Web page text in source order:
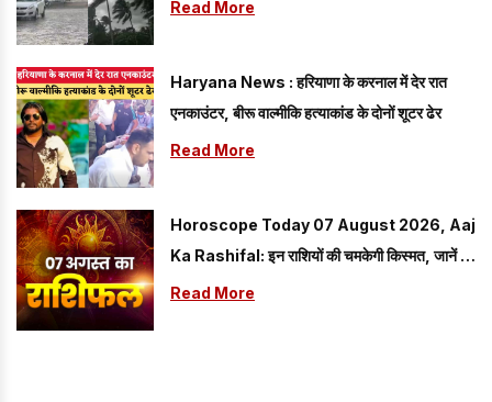
Read More
Haryana News : हरियाणा के करनाल में देर रात
एनकाउंटर, बीरू वाल्मीकि हत्याकांड के दोनों शूटर ढेर
Read More
Horoscope Today 07 August 2026, Aaj
Ka Rashifal: इन राशियों की चमकेगी किस्मत, जानें मेष
से मीन तक सभी राशियों का हाल
Read More